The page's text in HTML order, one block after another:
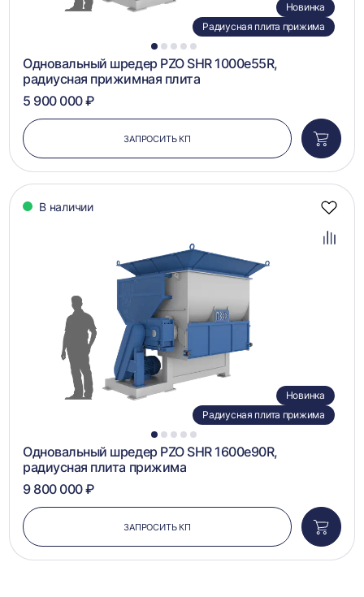
1 2 3 4 5
Новинка
Радиусная плита прижима
Одновальный шредер PZO SHR 1000e55R,
радиусная прижимная плита
5 900 000 ₽
ЗАПРОСИТЬ КП
в
В наличии
1 2 3 4 5
Новинка
Радиусная плита прижима
Одновальный шредер PZO SHR 1600e90R,
радиусная плита прижима
9 800 000 ₽
ЗАПРОСИТЬ КП
в